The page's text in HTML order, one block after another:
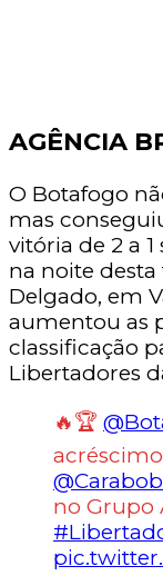
AGÊNCIA
O Botafogo
mas
vitória de 2 a
na noite desta
Delgado, em
aumentou as
classificação
Libertadores
🔥🏆
no Grupo